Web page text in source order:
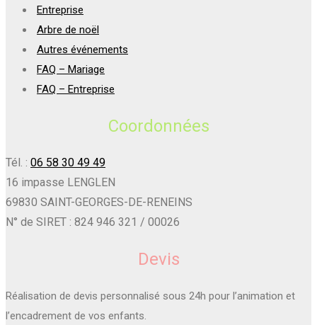
Entreprise
Arbre de noël
Autres événements
FAQ – Mariage
FAQ – Entreprise
Coordonnées
Tél. : 06 58 30 49 49
16 impasse LENGLEN
69830 SAINT-GEORGES-DE-RENEINS
N° de SIRET : 824 946 321 / 00026
Devis
Réalisation de devis personnalisé sous 24h pour l’animation et
l’encadrement de vos enfants.